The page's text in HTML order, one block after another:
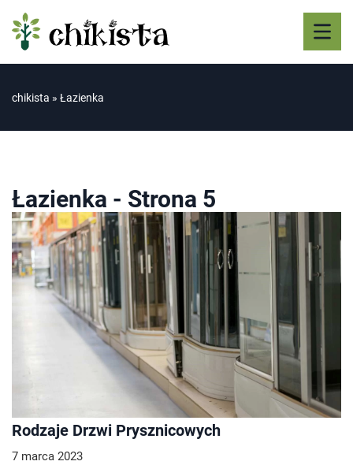
chikista » Łazienka
Łazienka - Strona 5
Rodzaje Drzwi Prysznicowych
7 marca 2023